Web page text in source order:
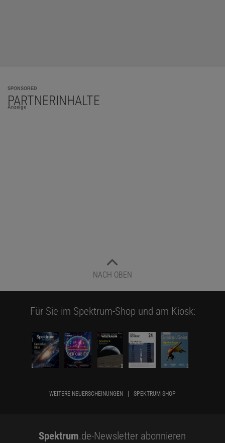
SPONSORED
PARTNERINHALTE
Anzeige
NACH OBEN
Für Sie im Spektrum-Shop und am Kiosk:
WEITERE NEUERSCHEINUNGEN SPEKTRUM SHOP
Spektrum.de-Newsletter abonnieren